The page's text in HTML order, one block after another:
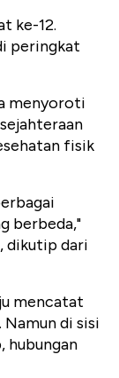
ke-12.
peringkat
menyoroti
fisik
berbeda,"
dikutip dari
mencatat
di sisi
hubungan